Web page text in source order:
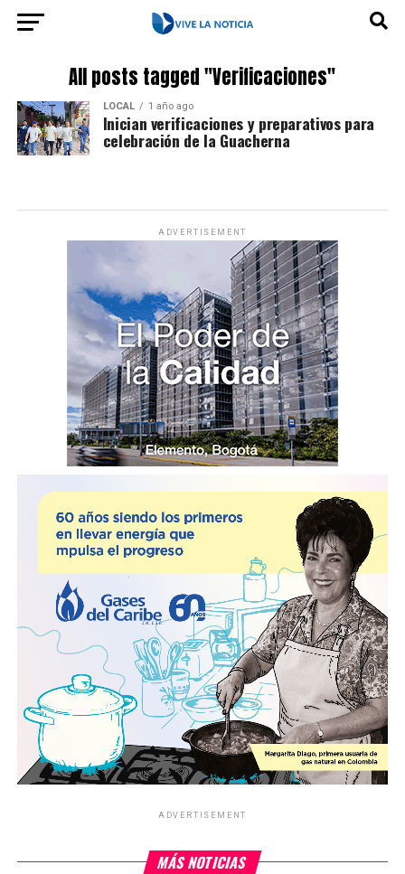
All posts tagged "Verificaciones"
LOCAL 1 año ago
Inician verificaciones y preparativos para
celebración de la Guacherna
ADVERTISEMENT
ADVERTISEMENT
MÁS NOTICIAS